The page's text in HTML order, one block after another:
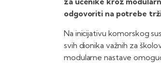
odgovoriti na potrebe
Na inicijativu komorskog
svih dionika važnih za
modularne nastave